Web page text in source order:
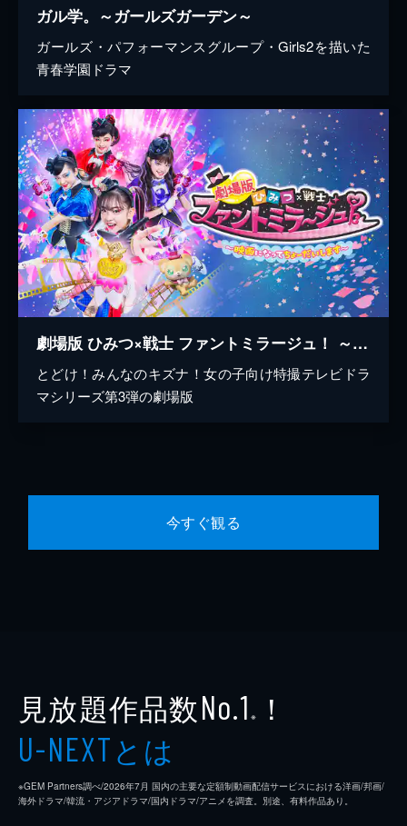
ガル学。～ガールズガーデン～
ガールズ・パフォーマンスグループ・Girls2を描いた
青春学園ドラマ
劇場版 ひみつ×戦士 ファントミラージュ！ ～映画になってちょーだいします～
とどけ！みんなのキズナ！女の子向け特撮テレビドラ
マシリーズ第3弾の劇場版
今すぐ観る
見放題作品数No.1 ※ ！
U-NEXTとは
※GEM Partners調べ/2026年7⽉ 国内の主要な定額制動画配信サービスにおける洋画/邦画/
海外ドラマ/韓流・アジアドラマ/国内ドラマ/アニメを調査。別途、有料作品あり。